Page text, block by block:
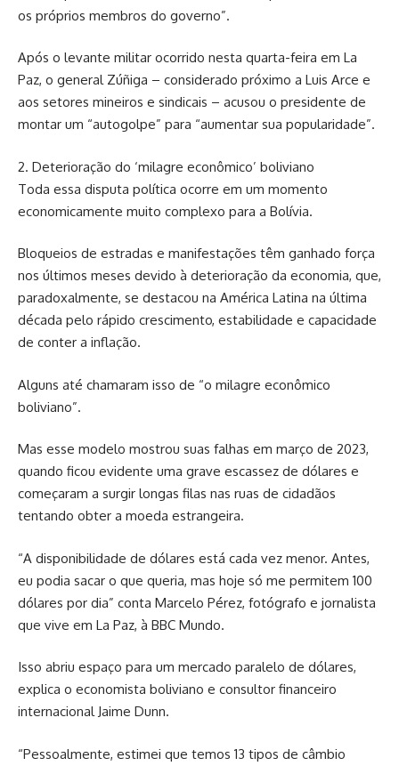
os próprios membros do governo”.
Após o levante militar ocorrido nesta quarta-feira em La
Paz, o general Zúñiga – considerado próximo a Luis Arce e
aos setores mineiros e sindicais – acusou o presidente de
montar um “autogolpe” para “aumentar sua popularidade”.
2. Deterioração do ‘milagre econômico’ boliviano
Toda essa disputa política ocorre em um momento
economicamente muito complexo para a Bolívia.
Bloqueios de estradas e manifestações têm ganhado força
nos últimos meses devido à deterioração da economia, que,
paradoxalmente, se destacou na América Latina na última
década pelo rápido crescimento, estabilidade e capacidade
de conter a inflação.
Alguns até chamaram isso de “o milagre econômico
boliviano”.
Mas esse modelo mostrou suas falhas em março de 2023,
quando ficou evidente uma grave escassez de dólares e
começaram a surgir longas filas nas ruas de cidadãos
tentando obter a moeda estrangeira.
“A disponibilidade de dólares está cada vez menor. Antes,
eu podia sacar o que queria, mas hoje só me permitem 100
dólares por dia” conta Marcelo Pérez, fotógrafo e jornalista
que vive em La Paz, à BBC Mundo.
Isso abriu espaço para um mercado paralelo de dólares,
explica o economista boliviano e consultor financeiro
internacional Jaime Dunn.
“Pessoalmente, estimei que temos 13 tipos de câmbio